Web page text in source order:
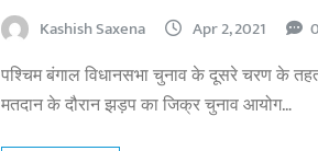
Kashish Saxena Apr 2, 2021 0
पश्चिम बंगाल विधानसभा चुनाव के दूसरे चरण के
मतदान के दौरान झड़प का जिक्र चुनाव आयोग…